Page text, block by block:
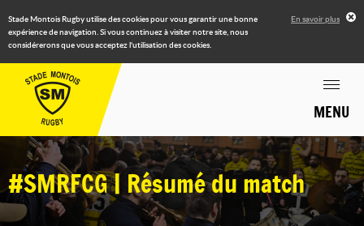
Stade Montois Rugby utilise des cookies pour vous garantir une bonne
expérience de navigation. Si vous continuez à visiter notre site, nous
considérerons que vous acceptez l'utilisation des cookies.
En savoir plus
MENU
#SMRFCG | Résumé du match